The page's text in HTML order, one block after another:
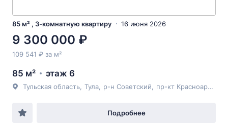
85 м² , 3-комнатную квартиру 16 июня 2026
9 300 000 ₽
109 541 ₽ за м²
85 м² этаж 6
Тульская область Тула р-н Советский пр-кт Красноармейский
Подробнее